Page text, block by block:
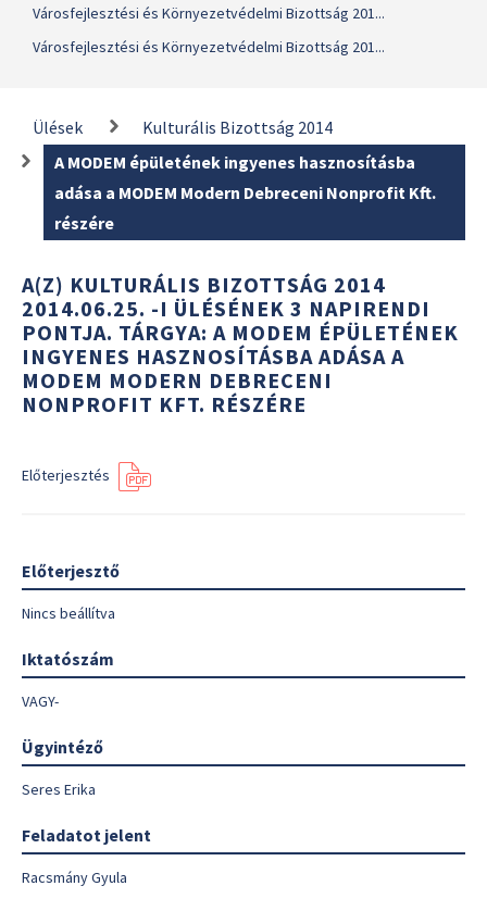
Városfejlesztési és Környezetvédelmi Bizottság 201...
Városfejlesztési és Környezetvédelmi Bizottság 201...
Ülések
Kulturális Bizottság 2014
A MODEM épületének ingyenes hasznosításba
adása a MODEM Modern Debreceni Nonprofit Kft.
részére
A(Z) KULTURÁLIS BIZOTTSÁG 2014
2014.06.25. -I ÜLÉSÉNEK 3 NAPIRENDI
PONTJA. TÁRGYA: A MODEM ÉPÜLETÉNEK
INGYENES HASZNOSÍTÁSBA ADÁSA A
MODEM MODERN DEBRECENI
NONPROFIT KFT. RÉSZÉRE
Előterjesztés
Előterjesztő
Nincs beállítva
Iktatószám
VAGY-
Ügyintéző
Seres Erika
Feladatot jelent
Racsmány Gyula